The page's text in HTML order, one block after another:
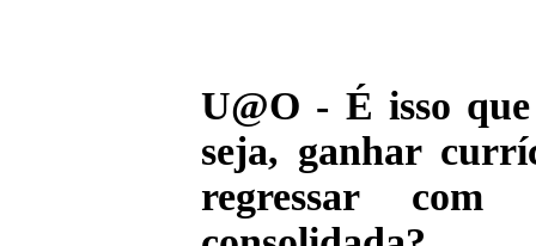
U@O - É isso
seja, ganhar
regressar